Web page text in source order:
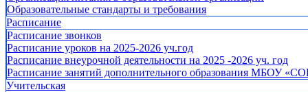
Образовательные стандарты и требования
Расписание
Расписание звонков
Расписание уроков на 2025-2026 уч.год
Расписание внеурочной деятельности на 2025 -2026 уч. год
Расписание занятий дополнительного образования МБОУ
Учительская